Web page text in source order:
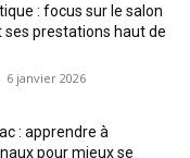
: focus sur le salon
ses prestations haut de
6 janvier 2026
: apprendre à
pour mieux se